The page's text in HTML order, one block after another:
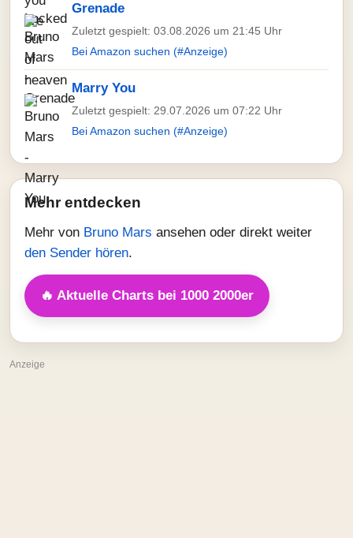
Grenade
Zuletzt gespielt: 03.08.2026 um 21:45 Uhr
Bei Amazon suchen (#Anzeige)
Marry You
Zuletzt gespielt: 29.07.2026 um 07:22 Uhr
Bei Amazon suchen (#Anzeige)
Mehr entdecken
Mehr von Bruno Mars ansehen oder direkt weiter
den Sender hören.
🔥 Aktuelle Charts bei 1000 2000er
Anzeige